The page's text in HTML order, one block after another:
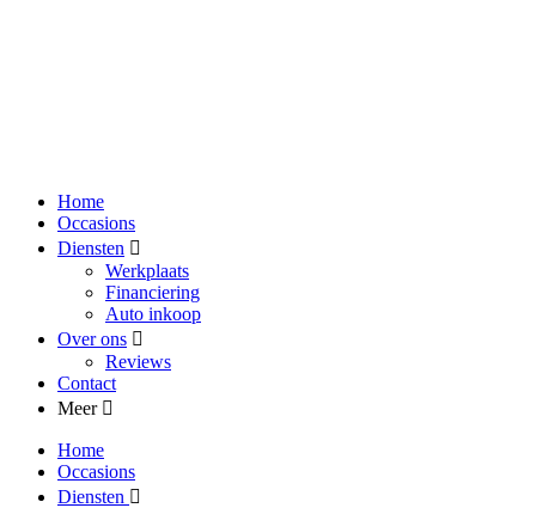
Home
Occasions
Diensten
Werkplaats
Financiering
Auto inkoop
Over ons
Reviews
Contact
Meer
Home
Occasions
Diensten